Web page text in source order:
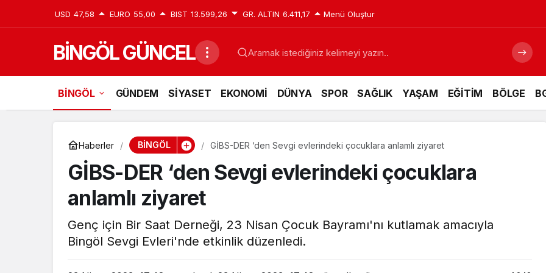
USD 47,58 EURO 55,00 BIST 13.599,26 GR. ALTIN 6.411,17 Menü Oluştur
BİNGÖL GÜNCEL Aramak istediğiniz kelimeyi yazın..
BİNGÖL GÜNDEM SİYASET EKONOMİ DÜNYA SPOR SAĞLIK YAŞAM EĞİTİM BÖLGE
Haberler BİNGÖL GİBS-DER ‘den Sevgi evlerindeki çocuklara anlamlı ziyaret
GİBS-DER ‘den Sevgi evlerindeki çocuklara
anlamlı ziyaret
Genç için Bir Saat Derneği, 23 Nisan Çocuk Bayramı'nı kutlamak amacıyla
Bingöl Sevgi Evleri'nde etkinlik düzenledi.